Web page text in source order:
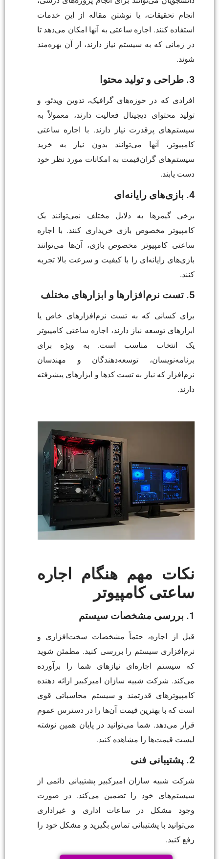
انجام تحقیقات، یا نوشتن مقاله از این خدمات
استفاده کنند. اجاره ساعتی به آنها امکان می‌دهد تا
در زمانی که به سیستم نیاز دارند، از آن بهره‌مند
شوند.
3. طراحی و تولید محتوا
افرادی که در حوزه‌های گرافیک، تدوین ویدئو، و
تولید محتوای دیجیتال فعالیت دارند، معمولاً به
سیستم‌های پرقدرت نیاز دارند. با اجاره ساعتی
کامپیوتر، آنها می‌توانند بدون نیاز به خرید
سیستم‌های گران‌قیمت به امکانات مورد نظر خود
دست یابند.
4. بازی‌های رایانه‌ای
برخی گیمرها به دلایل مختلف نمی‌توانند یک
کامپیوتر مخصوص بازی خریداری کنند. با اجاره
ساعتی کامپیوتر مخصوص بازی، آن‌ها می‌توانند
بازی‌های رایانه‌ای را با کیفیت و سرعت بالا تجربه
کنند.
5. تست نرم‌افزارها و ابزارهای مختلف
برای کسانی که به تست نرم‌افزارهای خاص یا
ابزارهای توسعه نیاز دارند، اجاره ساعتی کامپیوتر
یک انتخاب مناسب است. به ویژه برای
برنامه‌نویسان، توسعه‌دهندگان و مهندسان
نرم‌افزار که نیاز به تست کدها و ابزارهای پیشرفته
دارند.
نکات مهم هنگام اجاره
ساعتی کامپیوتر
1. بررسی مشخصات سیستم
قبل از اجاره، حتماً مشخصات سخت‌افزاری و
نرم‌افزاری سیستم را بررسی کنید. مطمئن شوید
که سیستم اجاره‌ای نیازهای شما را برآورده
می‌کند. شرکت شبیه سازان امیرکبیر ارائه دهنده
کامپیوترهای قدرتمند و سیستم محاسباتی قوی
است که با بهترین قیمت آن‌ها را در دسترس عموم
قرار می‌دهد. شما می‌توانید در پایان همین نوشته
لیست قیمت‌ها را مشاهده کنید.
2. پشتیبانی فنی
شرکت شبیه سازان امیرکبیر پشتیبانی دائمی از
سیستم‌های خود را تضمین می‌کند. در صورت
وجود مشکل در ساعات اداری و غیراداری
می‌توانید با پشتیبانی تماس بگیرید و مشکل خود را
رفع کنید.